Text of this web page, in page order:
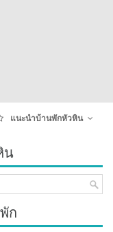
แนะนำบ้านพักหัวหิน
น
ก